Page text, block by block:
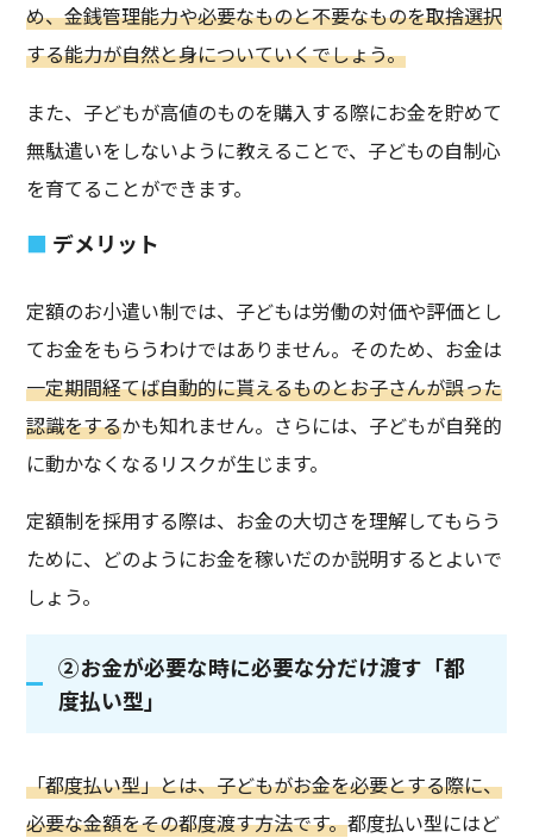
め、金銭管理能力や必要なものと不要なものを取捨選択
する能力が自然と身についていくでしょう。
また、子どもが高値のものを購入する際にお金を貯めて
無駄遣いをしないように教えることで、子どもの自制心
を育てることができます。
デメリット
定額のお小遣い制では、子どもは労働の対価や評価とし
てお金をもらうわけではありません。そのため、お金は
一定期間経てば自動的に貰えるものとお子さんが誤った
認識をするかも知れません。さらには、子どもが自発的
に動かなくなるリスクが生じます。
定額制を採用する際は、お金の大切さを理解してもらう
ために、どのようにお金を稼いだのか説明するとよいで
しょう。
②お金が必要な時に必要な分だけ渡す「都
度払い型」
「都度払い型」とは、子どもがお金を必要とする際に、
必要な金額をその都度渡す方法です。都度払い型にはど